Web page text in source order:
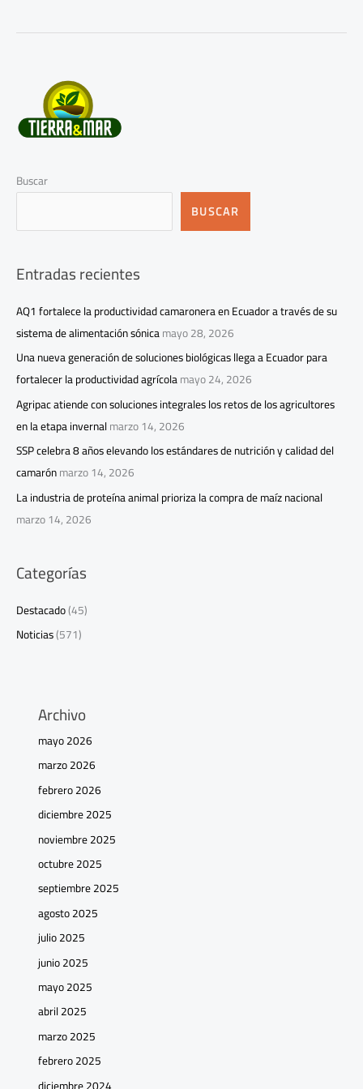
Buscar
BUSCAR
Entradas recientes
AQ1 fortalece la productividad camaronera en Ecuador a través de su
sistema de alimentación sónicamayo 28, 2026
Una nueva generación de soluciones biológicas llega a Ecuador para
fortalecer la productividad agrícolamayo 24, 2026
Agripac atiende con soluciones integrales los retos de los agricultores
en la etapa invernalmarzo 14, 2026
SSP celebra 8 años elevando los estándares de nutrición y calidad del
camarónmarzo 14, 2026
La industria de proteína animal prioriza la compra de maíz nacional
marzo 14, 2026
Categorías
Destacado(45)
Noticias(571)
Archivo
mayo 2026
marzo 2026
febrero 2026
diciembre 2025
noviembre 2025
octubre 2025
septiembre 2025
agosto 2025
julio 2025
junio 2025
mayo 2025
abril 2025
marzo 2025
febrero 2025